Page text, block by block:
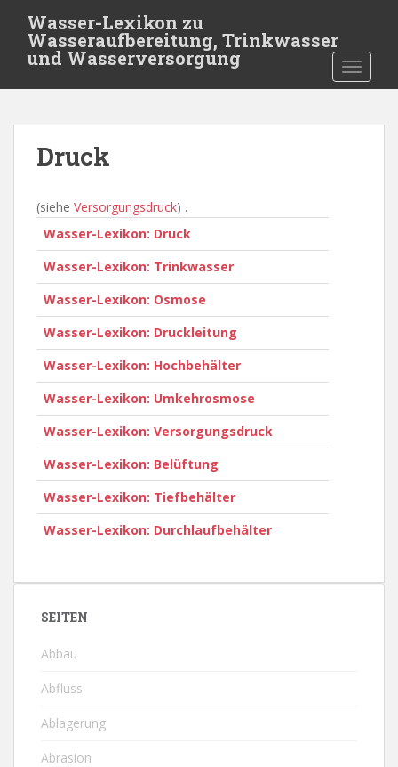
t
Wasser-Lexikon zu
Wasseraufbereitung, Trinkwasser
und Wasserversorgung
Druck
(siehe Versorgungsdruck) .
Wasser-Lexikon: Druck
Wasser-Lexikon: Trinkwasser
Wasser-Lexikon: Osmose
Wasser-Lexikon: Druckleitung
Wasser-Lexikon: Hochbehälter
Wasser-Lexikon: Umkehrosmose
Wasser-Lexikon: Versorgungsdruck
Wasser-Lexikon: Belüftung
Wasser-Lexikon: Tiefbehälter
Wasser-Lexikon: Durchlaufbehälter
SEITEN
Abbau
Abfluss
Ablagerung
Abrasion